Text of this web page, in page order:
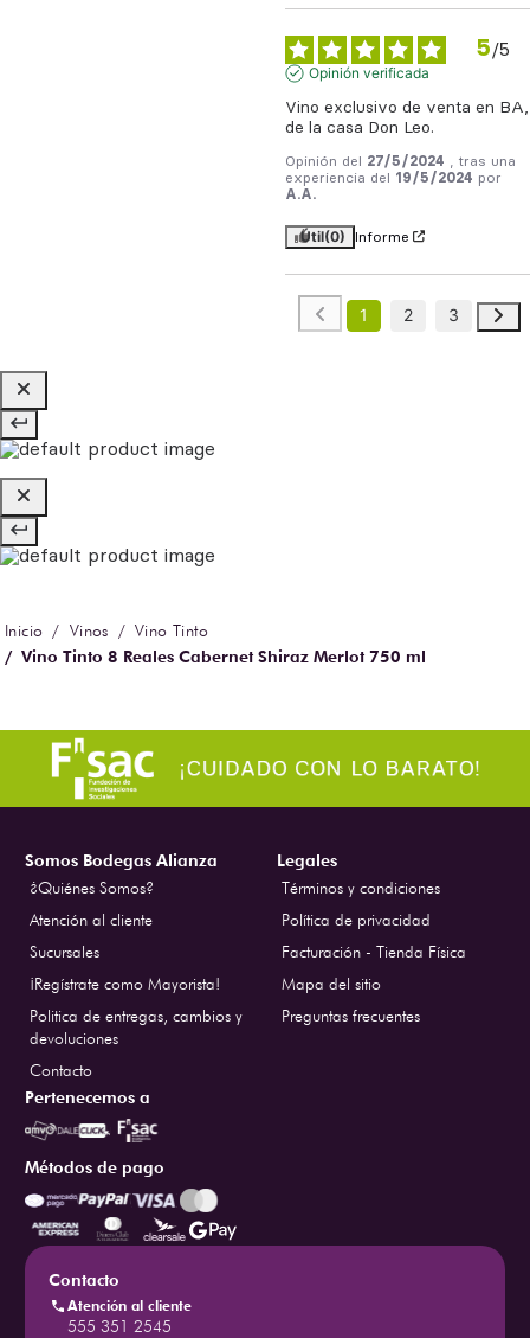
5/5
Opinión verificada
Vino exclusivo de venta en BA,
de la casa Don Leo.
Opinión del 27/5/2024
, tras una
experiencia del 19/5/2024 por
A.A.
Útil(0) Informe
1 2 3
Vinos
Vino Tinto
Vino Tinto 8 Reales Cabernet Shiraz Merlot 750 ml
Somos Bodegas Alianza
¿Quiénes Somos?
Atención al cliente
Sucursales
¡Regístrate como Mayorista!
Politica de entregas, cambios y
devoluciones
Contacto
Legales
Términos y condiciones
Política de privacidad
Facturación - Tienda Física
Mapa del sitio
Preguntas frecuentes
Pertenecemos a
Métodos de pago
Contacto
Atención al cliente
555 351 2545